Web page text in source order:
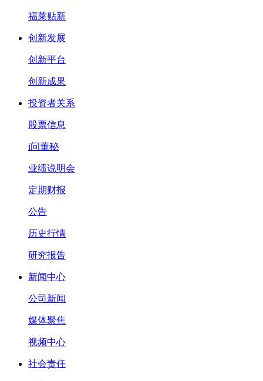
福莱贴新
创新发展
创新平台
创新成果
投资者关系
股票信息
i问董秘
业绩说明会
定期财报
公告
历史行情
研究报告
新闻中心
公司新闻
媒体聚焦
视频中心
社会责任